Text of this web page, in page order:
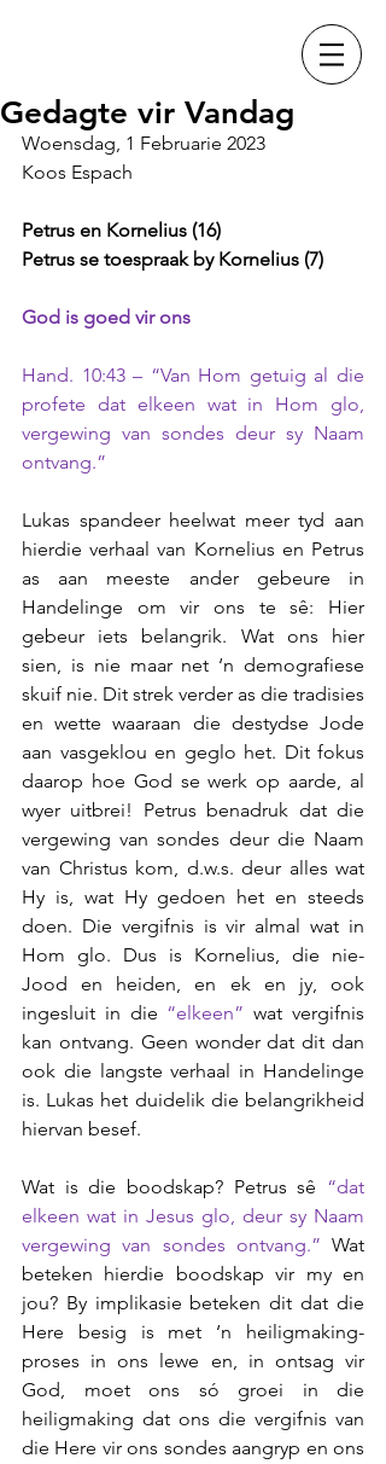
Gedagte vir Vandag
Woensdag, 1 Februarie 2023
Koos Espach
Petrus en Kornelius (16)
Petrus se toespraak by Kornelius (7)
God is goed vir ons
Hand. 10:43 – “Van Hom getuig al die
profete dat elkeen wat in Hom glo,
vergewing van sondes deur sy Naam
ontvang.”
Lukas spandeer heelwat meer tyd aan
hierdie verhaal van Kornelius en Petrus
as aan meeste ander gebeure in
Handelinge om vir ons te sê: Hier
gebeur iets belangrik. Wat ons hier
sien, is nie maar net ‘n demografiese
skuif nie. Dit strek verder as die tradisies
en wette waaraan die destydse Jode
aan vasgeklou en geglo het. Dit fokus
daarop hoe God se werk op aarde, al
wyer uitbrei! Petrus benadruk dat die
vergewing van sondes deur die Naam
van Christus kom, d.w.s. deur alles wat
Hy is, wat Hy gedoen het en steeds
doen. Die vergifnis is vir almal wat in
Hom glo. Dus is Kornelius, die nie-
Jood en heiden, en ek en jy, ook
ingesluit in die “elkeen” wat vergifnis
kan ontvang. Geen wonder dat dit dan
ook die langste verhaal in Handelinge
is. Lukas het duidelik die belangrikheid
hiervan besef.
Wat is die boodskap? Petrus sê “dat
elkeen wat in Jesus glo, deur sy Naam
vergewing van sondes ontvang.” Wat
beteken hierdie boodskap vir my en
jou? By implikasie beteken dit dat die
Here besig is met ‘n heiligmaking-
proses in ons lewe en, in ontsag vir
God, moet ons só groei in die
heiligmaking dat ons die vergifnis van
die Here vir ons sondes aangryp en ons